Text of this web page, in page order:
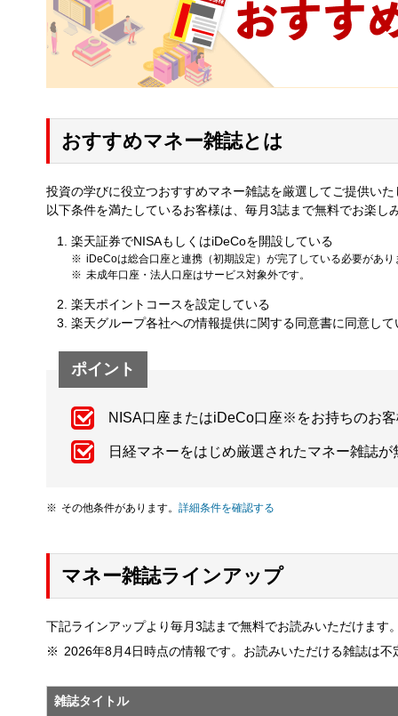
おすすめマネー雑誌とは
投資の学びに役立つおすすめマネー雑誌を厳選してご提供いた
以下条件を満たしているお客様は、毎月3誌まで無料でお楽し
楽天証券でNISAもしくはiDeCoを開設している
iDeCoは総合口座と連携（初期設定）が完了している必要があり
未成年口座・法人口座はサービス対象外です。
楽天ポイントコースを設定している
楽天グループ各社への情報提供に関する同意書に同意して
ポイント
NISA口座またはiDeCo口座※をお持ちのお
日経マネーをはじめ厳選されたマネー雑誌が
その他条件があります。 詳細条件を確認する
マネー雑誌ラインアップ
下記ラインアップより毎月3誌まで無料でお読みいただけます
2026年8月4日時点の情報です。お読みいただける雑誌は
雑誌タイトル